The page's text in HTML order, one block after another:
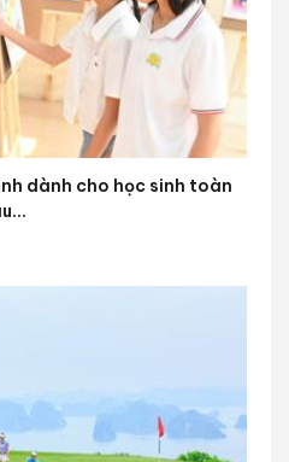
dành cho học sinh toàn